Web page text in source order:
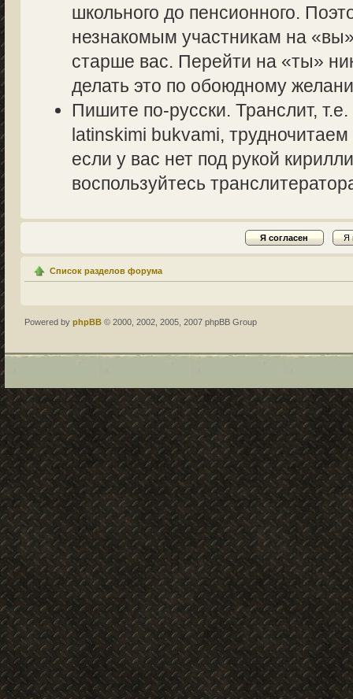
школьного до пенсионного.
незнакомым участникам на
старше вас. Перейти на «ты»
делать это по обоюдному
Пишите по-русски. Транслит,
latinskimi bukvami,
если у вас нет под рукой
воспользуйтесь
Список разделов форума
Powered by phpBB © 2000, 2002, 2005, 2007 phpBB Group